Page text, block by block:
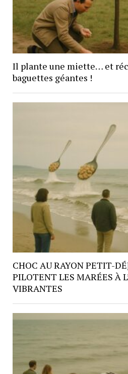
Il plante une miette… et
baguettes géantes !
CHOC AU RAYON PETIT-
PILOTENT LES MARÉES À
VIBRANTES